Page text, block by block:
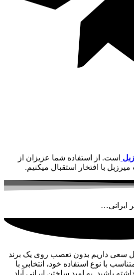
است. از استفاده شما عزیزان از
با افتخار استقبال میکنیم.
ایرانی…
سعی داریم بدون تعصب روی یک برند
با نوع استفاده خود، انتخابی با
باشید. به امید ساختن ایرانی آباد…